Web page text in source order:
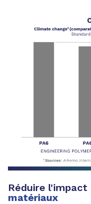
Réduire l'impact
matériaux